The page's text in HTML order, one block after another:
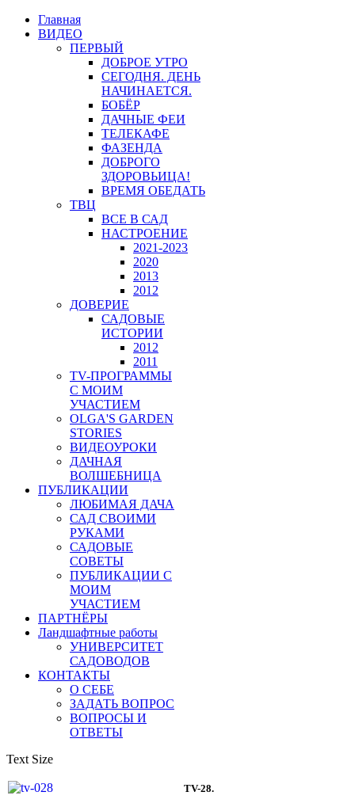
Главная
ВИДЕО
ПЕРВЫЙ
ДОБРОЕ УТРО
СЕГОДНЯ. ДЕНЬ
НАЧИНАЕТСЯ.
БОБЁР
ДАЧНЫЕ ФЕИ
ТЕЛЕКАФЕ
ФАЗЕНДА
ДОБРОГО
ЗДОРОВЬИЦА!
ВРЕМЯ ОБЕДАТЬ
ТВЦ
ВСЕ В САД
НАСТРОЕНИЕ
2021-2023
2020
2013
2012
ДОВЕРИЕ
САДОВЫЕ
ИСТОРИИ
2012
2011
TV-ПРОГРАММЫ
С МОИМ
УЧАСТИЕМ
OLGA'S GARDEN
STORIES
ВИДЕОУРОКИ
ДАЧНАЯ
ВОЛШЕБНИЦА
ПУБЛИКАЦИИ
ЛЮБИМАЯ ДАЧА
САД СВОИМИ
РУКАМИ
САДОВЫЕ
СОВЕТЫ
ПУБЛИКАЦИИ С
МОИМ
УЧАСТИЕМ
ПАРТНЁРЫ
Ландшафтные работы
УНИВЕРСИТЕТ
САДОВОДОВ
КОНТАКТЫ
О СЕБЕ
ЗАДАТЬ ВОПРОС
ВОПРОСЫ И
ОТВЕТЫ
Text Size
TV-28.